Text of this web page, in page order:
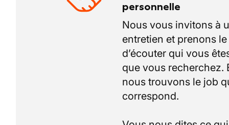
personnelle
Nous vous invitons à
entretien et prenons
d’écouter qui vous
que vous recherchez.
nous trouvons le job
correspond.